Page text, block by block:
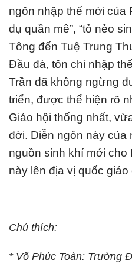
ngôn nhập thế mới của
dụ quần mê”, “tỏ nẻo
Tông đến Tuệ Trung
Đầu đà, tôn chỉ nhập
Trần đã không ngừng
triển, được thể hiện rõ
Giáo hội thống nhất,
đời. Diễn ngôn này của
nguồn sinh khí mới cho
này lên địa vị quốc
Chú thích:
* Võ Phúc Toàn: Trường